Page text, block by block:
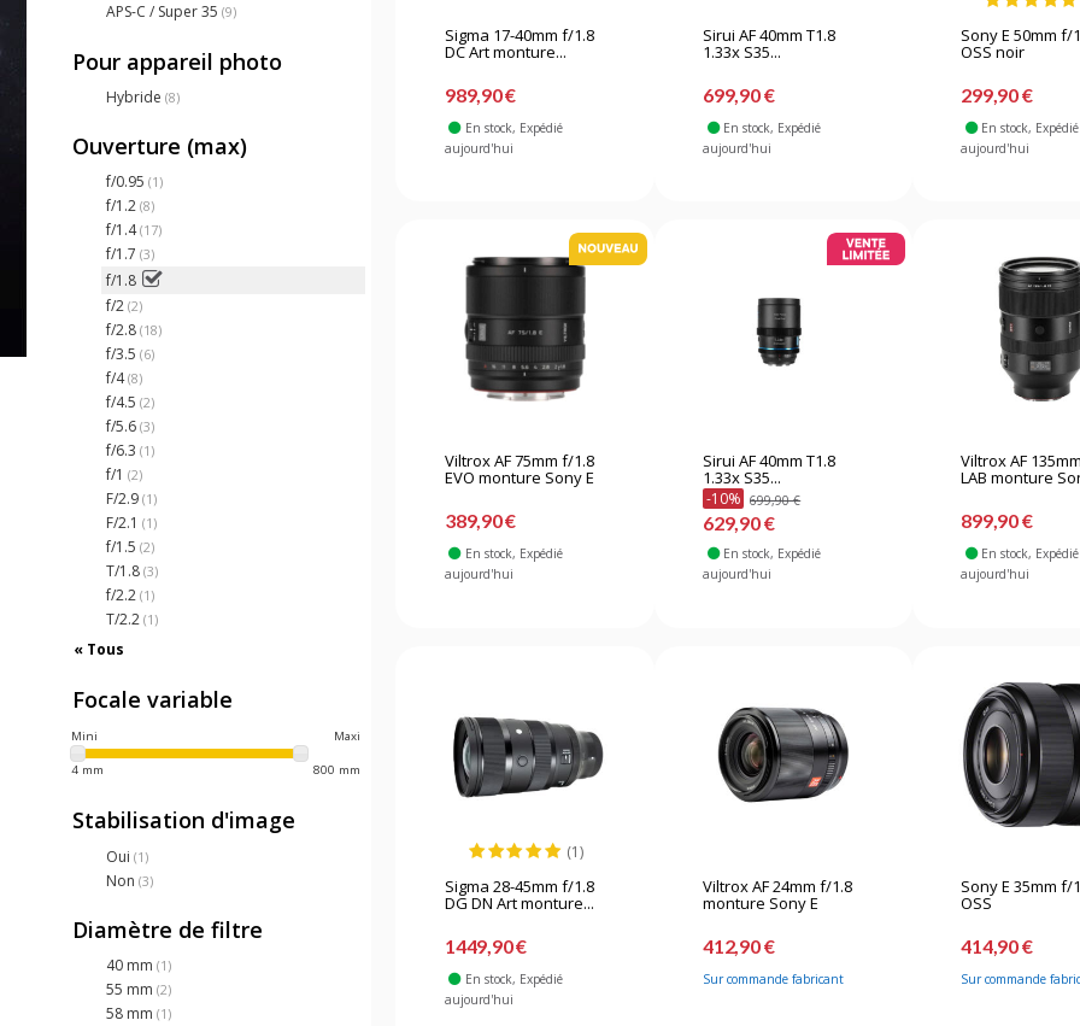
APS-C / Super 35 (9)
Pour appareil photo
Hybride (8)
Ouverture (max)
f/0.95 (1)
f/1.2 (8)
f/1.4(17)
f/1.7 (3)
f/1.8
f/2 (2)
f/2.8 (18)
f/3.5 (6)
f/4(8)
f/4.5 (2)
f/5.6 (3)
f/6.3 (1)
f/1 (2)
F/2.9 (1)
F/2.1 (1)
f/1.5 (2)
T/1.8 (3)
f/2.2 (1)
T/2.2 (1)
« Tous
Focale variable
Mini Maxi
4 mm 800 mm
Stabilisation d'image
Oui (1)
Non (3)
Diamètre de filtre
40 mm (1)
55 mm (2)
58 mm (1)
Sigma 17-40mm f/1.8
DC Art monture...
989,90 €
En stock, Expédié
aujourd'hui
Sirui AF 40mm T1.8
1.33x S35...
699,90 €
En stock, Expédié
aujourd'hui
Sony E 50mm f/
OSS noir
299,90 €
En stock, Expédié
aujourd'hui
Viltrox AF 75mm f/1.8
EVO monture Sony E
389,90 €
En stock, Expédié
aujourd'hui
Sirui AF 40mm T1.8
1.33x S35...
-10% 699,90 €
629,90 €
En stock, Expédié
aujourd'hui
Viltrox AF
LAB monture
899,90 €
En stock, Expédié
aujourd'hui
(1)
Sigma 28-45mm f/1.8
DG DN Art monture...
1449,90 €
En stock, Expédié
aujourd'hui
Viltrox AF 24mm f/1.8
monture Sony E
412,90 €
Sur commande fabricant
Sony E 35mm f/
OSS
414,90 €
Sur commande